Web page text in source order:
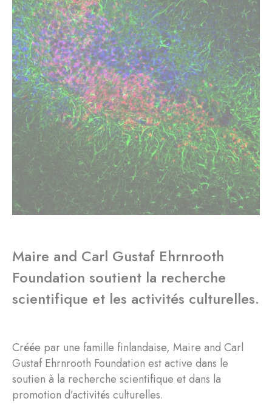
Maire and Carl Gustaf Ehrnrooth
Foundation soutient la recherche
scientifique et les activités culturelles.
Créée par une famille finlandaise, Maire and Carl
Gustaf Ehrnrooth Foundation est active dans le
soutien à la recherche scientifique et dans la
promotion d’activités culturelles.